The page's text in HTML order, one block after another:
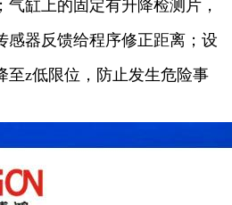
缸上的固定有升降检测片，
感器反馈给程序修正距离；设
至z低限位，防止发生危险事